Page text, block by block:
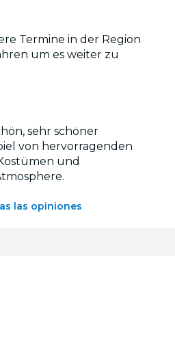
Termine in der Region
um es weiter zu
sehr schöner
von hervorragenden
und
las opiniones